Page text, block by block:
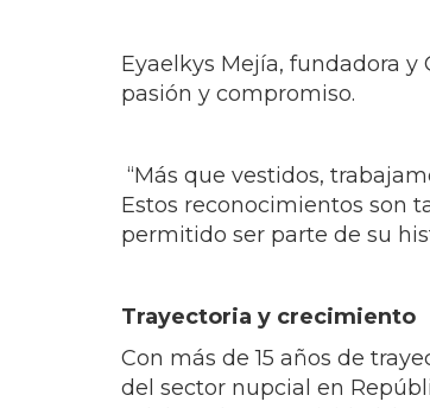
Como parte de estas
de los Latin American
Los Latin American
Eyaelkys Mejía, fundadora y